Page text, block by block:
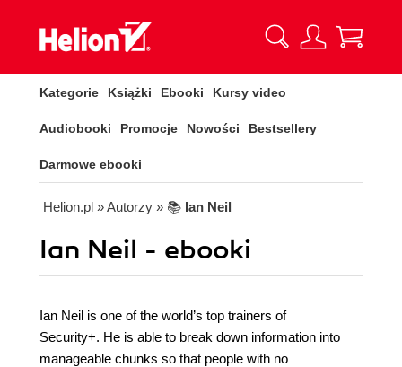
Kategorie Książki Ebooki Kursy video
Audiobooki Promocje Nowości Bestsellery
Darmowe ebooki
Helion.pl » Autorzy » 📚 Ian Neil
Ian Neil - ebooki
Ian Neil is one of the world’s top trainers of
Security+. He is able to break down information into
manageable chunks so that people with no